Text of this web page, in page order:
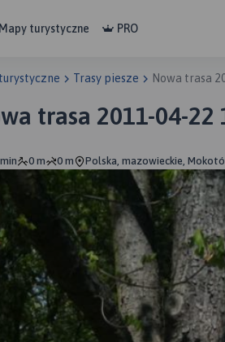
Mapy turystyczne PRO
Trasy piesze Nowa trasa
trasa 2011-04-22
0 m 0 m Polska, mazowieckie,